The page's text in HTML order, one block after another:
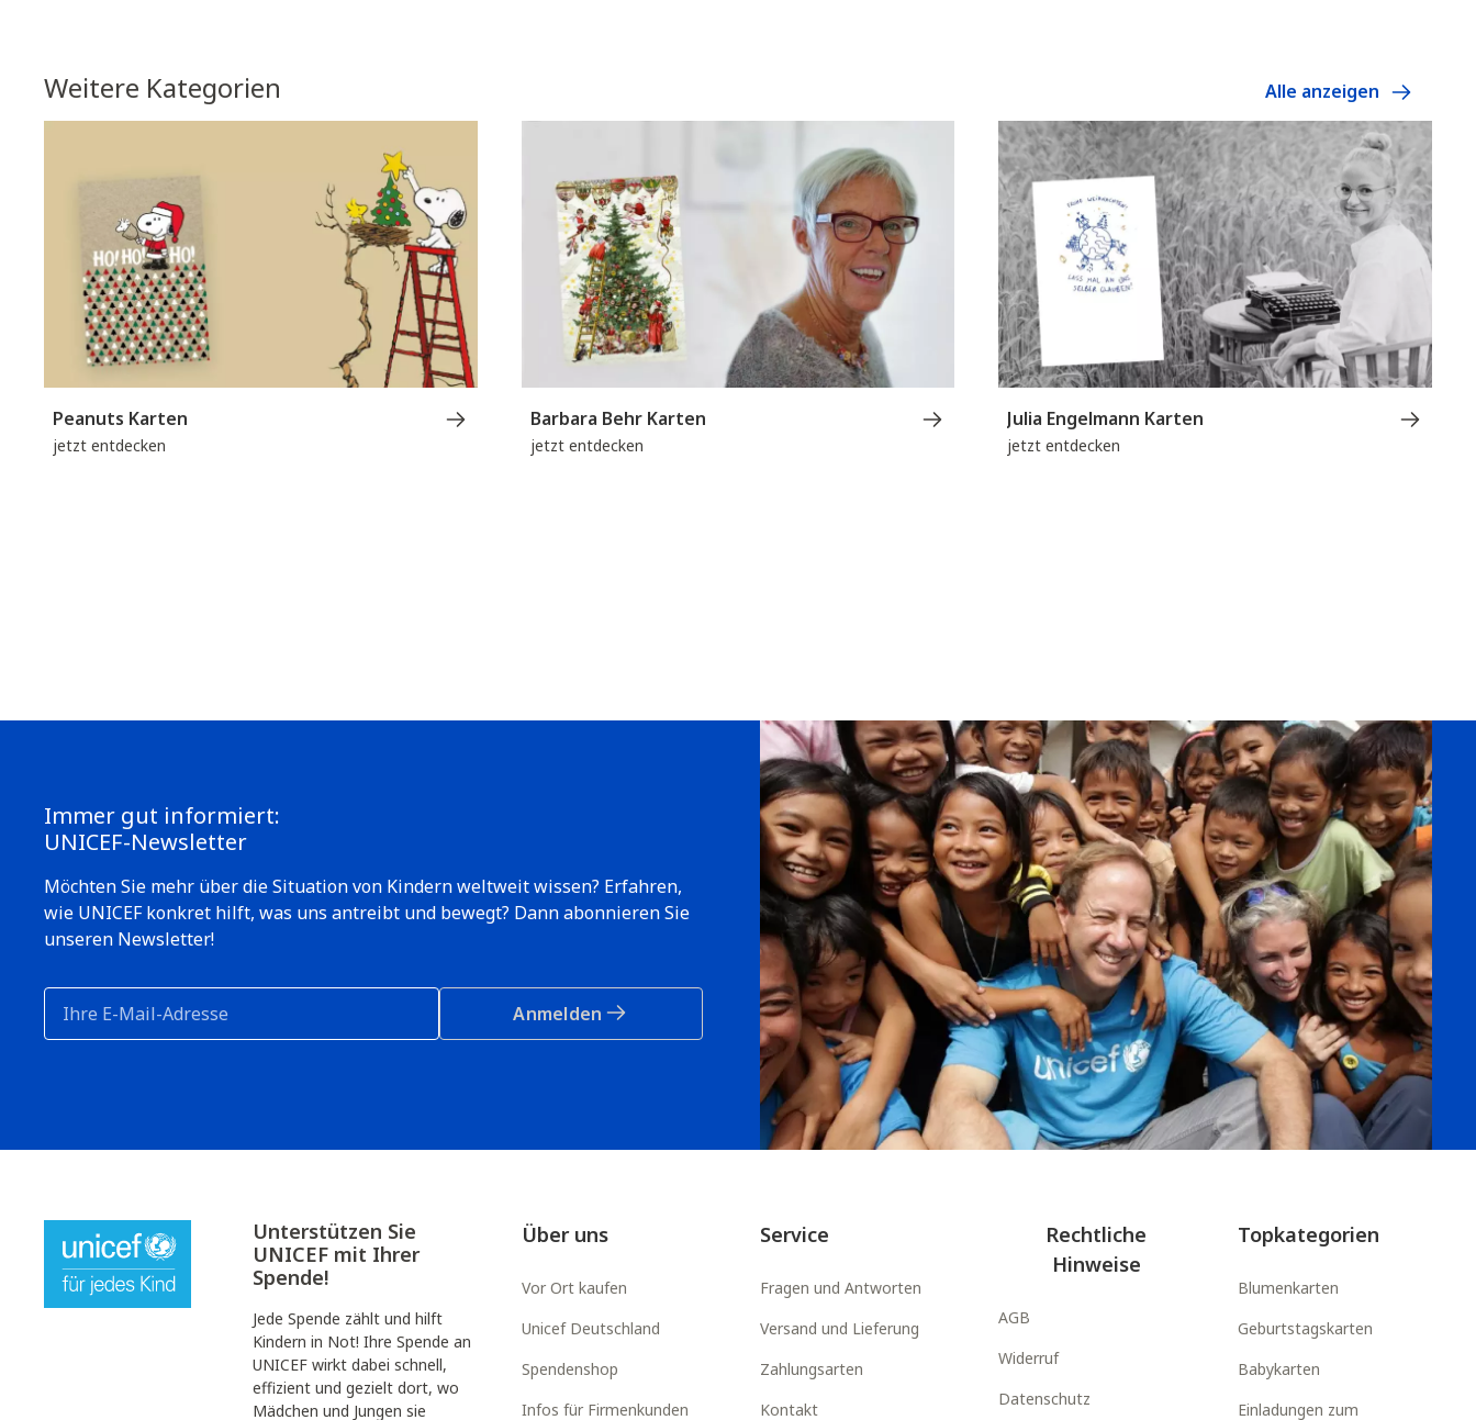
Weitere Kategorien Alle anzeigen
Peanuts Karten
jetzt entdecken
Barbara Behr Karten
jetzt entdecken
Julia Engelmann Karten
jetzt entdecken
Immer gut informiert:
UNICEF-Newsletter
Möchten Sie mehr über die Situation von Kindern weltweit wissen? Erfahren,
wie UNICEF konkret hilft, was uns antreibt und bewegt? Dann abonnieren Sie
unseren Newsletter!
Anmelden
Unterstützen Sie
UNICEF mit Ihrer
Spende!
Jede Spende zählt und hilft
Kindern in Not! Ihre Spende an
UNICEF wirkt dabei schnell,
effizient und gezielt dort, wo
Mädchen und Jungen sie
Über uns
Vor Ort kaufen
Unicef Deutschland
Spendenshop
Infos für Firmenkunden
Service
Fragen und Antworten
Versand und Lieferung
Zahlungsarten
Kontakt
Rechtliche
Hinweise
AGB
Widerruf
Datenschutz
Topkategorien
Blumenkarten
Geburtstagskarten
Babykarten
Einladungen zum